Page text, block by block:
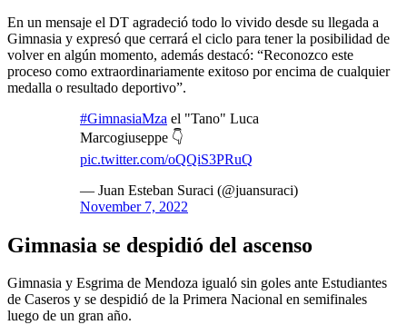
En un mensaje el DT agradeció todo lo vivido desde su llegada a
Gimnasia y expresó que cerrará el ciclo para tener la posibilidad de
volver en algún momento, además destacó: “Reconozco este
proceso como extraordinariamente exitoso por encima de cualquier
medalla o resultado deportivo”.
#GimnasiaMza el "Tano" Luca
Marcogiuseppe 👇
pic.twitter.com/oQQiS3PRuQ
— Juan Esteban Suraci (@juansuraci)
November 7, 2022
Gimnasia se despidió del ascenso
Gimnasia y Esgrima de Mendoza igualó sin goles ante Estudiantes
de Caseros y se despidió de la Primera Nacional en semifinales
luego de un gran año.